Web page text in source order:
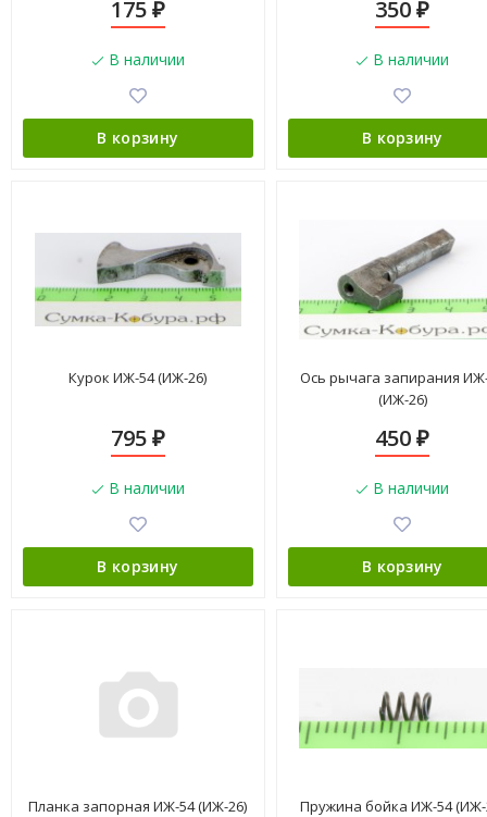
175 ₽
В наличии
В корзину
350₽
В наличии
В корзину
Курок ИЖ-54 (ИЖ-26)
795 ₽
В наличии
В корзину
Ось рычага запирания
(ИЖ-26)
450₽
В наличии
В корзину
Планка запорная ИЖ-54 (ИЖ-26)
Пружина бойка ИЖ-54 (ИЖ-